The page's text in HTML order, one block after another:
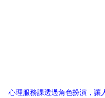
心理服務課透過角色扮演，讓